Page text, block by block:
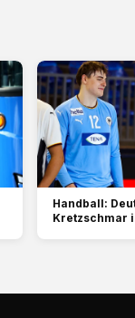
Handball:
Kretzschmar